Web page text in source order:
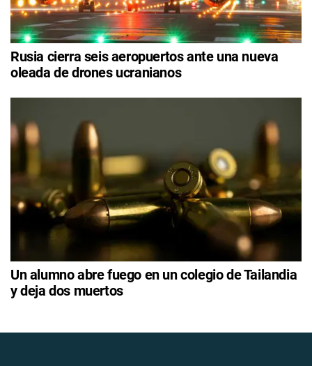
Rusia cierra seis aeropuertos ante una nueva
oleada de drones ucranianos
Un alumno abre fuego en un colegio de Tailandia
y deja dos muertos